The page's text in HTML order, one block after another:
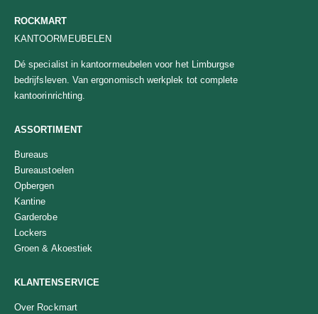
ROCKMART
KANTOORMEUBELEN
Dé specialist in kantoormeubelen voor het Limburgse
bedrijfsleven. Van ergonomisch werkplek tot complete
kantoorinrichting.
ASSORTIMENT
Bureaus
Bureaustoelen
Opbergen
Kantine
Garderobe
Lockers
Groen & Akoestiek
KLANTENSERVICE
Over Rockmart